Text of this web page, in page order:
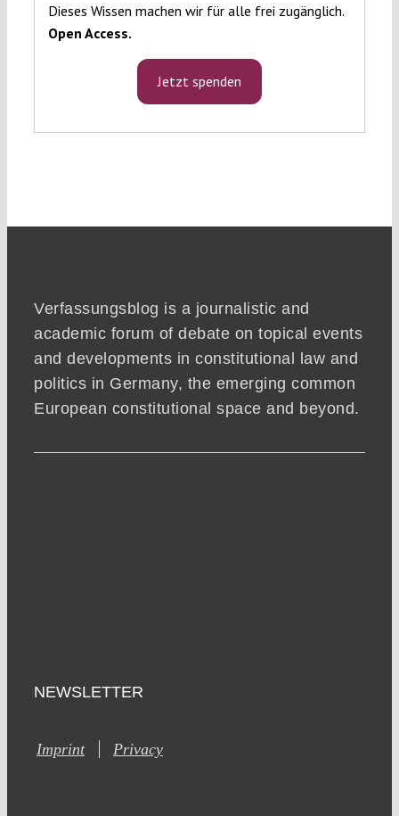
Dieses Wissen machen wir für alle frei zugänglich.
Open Access.
Jetzt spenden
Verfassungsblog is a journalistic and
academic forum of debate on topical events
and developments in constitutional law and
politics in Germany, the emerging common
European constitutional space and beyond.
NEWSLETTER
Imprint Privacy